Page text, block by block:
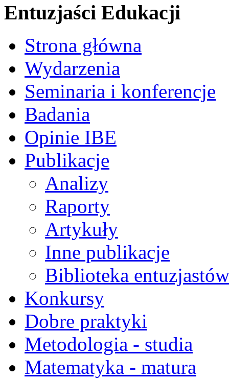
Entuzjaści Edukacji
Strona główna
Wydarzenia
Seminaria i konferencje
Badania
Opinie IBE
Publikacje
Analizy
Raporty
Artykuły
Inne publikacje
Biblioteka
Konkursy
Dobre praktyki
Metodologia - studia
Matematyka - matura